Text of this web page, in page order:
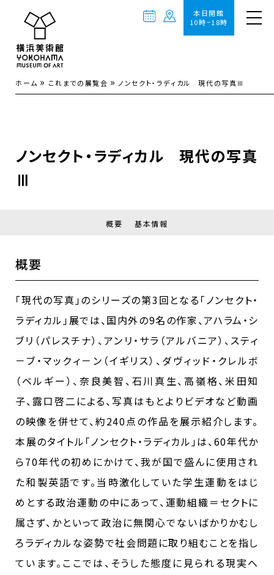
本日開館
10時−18時
ホーム » これまでの展覧会 » ノンセクト・ラディカル 現代の写真Ⅲ
ノンセクト・ラディカル 現代の写真
Ⅲ
概要 基本情報
概要
「現代の写真」のシリーズの第3回となる「ノンセクト・
ラディカル」展では、国内外の9名の作家、アハラム・シ
ブリ（パレスチナ）、アンリ・サラ（アルバニア）、スティ
－ブ・マックィ－ン（イギリス）、ダヴィッド・クレルボ
（ベルギー）、奈良美智、石川真生、高嶺格、米田知
子、露口啓二による、写真はもとよりビデオなど動画
の映像を併せて、約240点の作品を展示紹介します。
本展のタイトル「ノンセクト・ラディカル」は、60年代か
ら70年代の初めにかけて、我が国で盛んに使用され
た和製英語です。当時激化していた学生運動をはじ
めとする政治運動の中にあって、運動組織＝セクトに
属さず、かといって政治に無関心でないばかりかむし
ろラディカルな姿勢で社会問題に取り組むことを指し
ています。ここでは、そうした態度に見られる現実へ